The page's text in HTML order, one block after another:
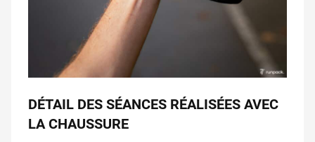
DÉTAIL DES SÉANCES RÉALISÉES AVEC
LA CHAUSSURE